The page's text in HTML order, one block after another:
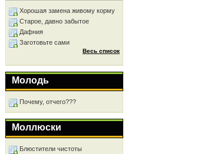
Хорошая замена живому корму
Старое, давно забытое
Дафния
Заготовьте сами
Весь список
Молодь
Почему, отчего???
Моллюски
Блюстители чистоты